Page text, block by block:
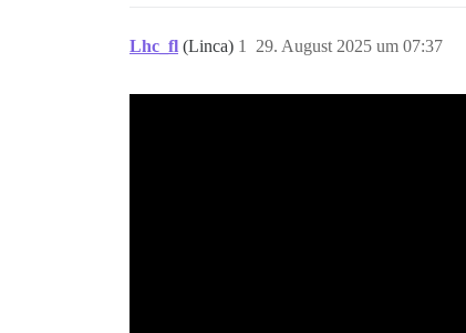
Lhc_fl (Linca) 29. August 2025 um 07:37
1